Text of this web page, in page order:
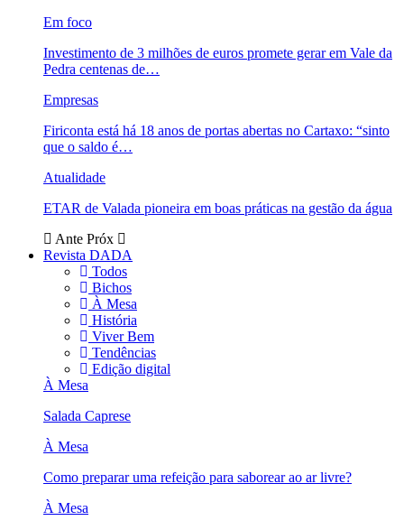
Em foco
Investimento de 3 milhões de euros promete gerar em Vale da
Pedra centenas de…
Empresas
Firiconta está há 18 anos de portas abertas no Cartaxo: “sinto
que o saldo é…
Atualidade
ETAR de Valada pioneira em boas práticas na gestão da água
Ante Próx
Revista DADA
Todos
Bichos
À Mesa
História
Viver Bem
Tendências
Edição digital
À Mesa
Salada Caprese
À Mesa
Como preparar uma refeição para saborear ao ar livre?
À Mesa